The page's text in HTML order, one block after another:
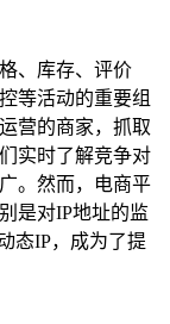
、库存、评价
等活动的重要组
营的商家，抓取
实时了解竞争对
。然而，电商平
是对IP地址的监
态IP，成为了提